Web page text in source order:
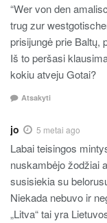
“Wer von den
trug zur
prisijungė prie Baltų,
Iš to peršasi
kokiu atveju Gotai?
Atsakyti
jo 5 metai ago
Labai teisingos
nuskambėjo žodžiai
susisiekia su
Niekada nebuvo ir
„Litva“ tai yra